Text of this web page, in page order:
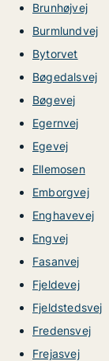
Brunhøjvej
Burmlundvej
Bytorvet
Bøgedalsvej
Bøgevej
Egernvej
Egevej
Ellemosen
Emborgvej
Enghavevej
Engvej
Fasanvej
Fjeldevej
Fjeldstedsvej
Fredensvej
Frejasvej